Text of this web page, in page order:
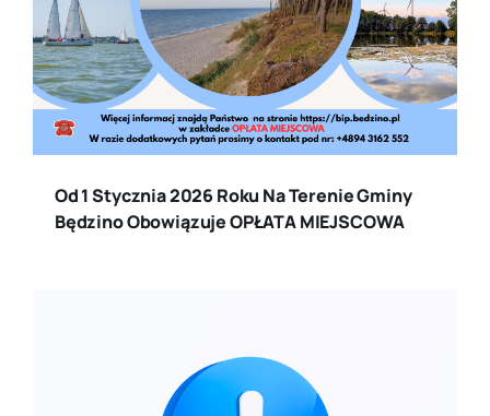
Od 1 Stycznia 2026 Roku Na Terenie Gminy
Będzino Obowiązuje OPŁATA MIEJSCOWA